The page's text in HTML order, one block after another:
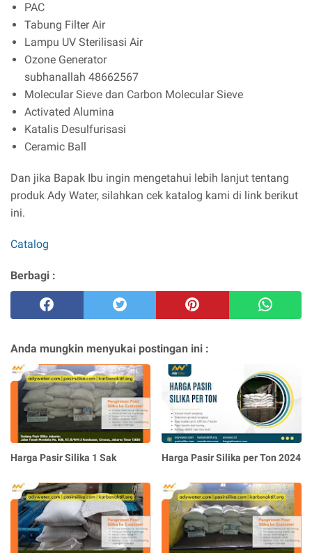
PAC
Tabung Filter Air
Lampu UV Sterilisasi Air
Ozone Generator
subhanallah 48662567
Molecular Sieve dan Carbon Molecular Sieve
Activated Alumina
Katalis Desulfurisasi
Ceramic Ball
Dan jika Bapak Ibu ingin mengetahui lebih lanjut tentang
produk Ady Water, silahkan cek katalog kami di link berikut
ini.
Catalog
Berbagi :
Anda mungkin menyukai postingan ini :
Harga Pasir Silika 1 Sak Harga Pasir Silika per Ton 2024